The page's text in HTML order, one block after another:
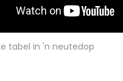
tabel in 'n neutedop